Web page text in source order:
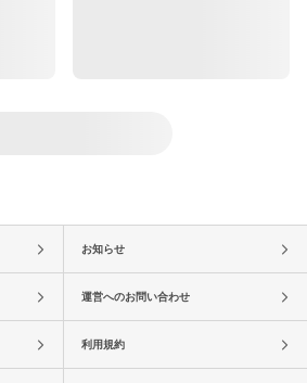
お知らせ
運営へのお問い合わせ
利用規約